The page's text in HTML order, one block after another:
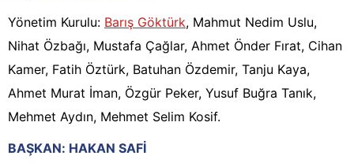
Yönetim Kurulu: Barış Göktürk, Mahmut Nedim Uslu,
Nihat Özbağı, Mustafa Çağlar, Ahmet Önder Fırat, Cihan
Kamer, Fatih Öztürk, Batuhan Özdemir, Tanju Kaya,
Ahmet Murat İman, Özgür Peker, Yusuf Buğra Tanık,
Mehmet Aydın, Mehmet Selim Kosif.
BAŞKAN: HAKAN SAFİ